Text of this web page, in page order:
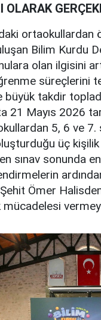
Bilim Kurdu
olan ilgisini
süreçlerini
takdir
21 Mayıs 2026
5, 6 ve 7.
üç
sınav sonunda
Ömer